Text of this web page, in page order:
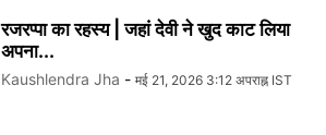
रजरप्पा का रहस्य | जहां देवी ने खुद काट लिया
अपना...
Kaushlendra Jha - मई 21, 2026 3:12 अपराह्न IST